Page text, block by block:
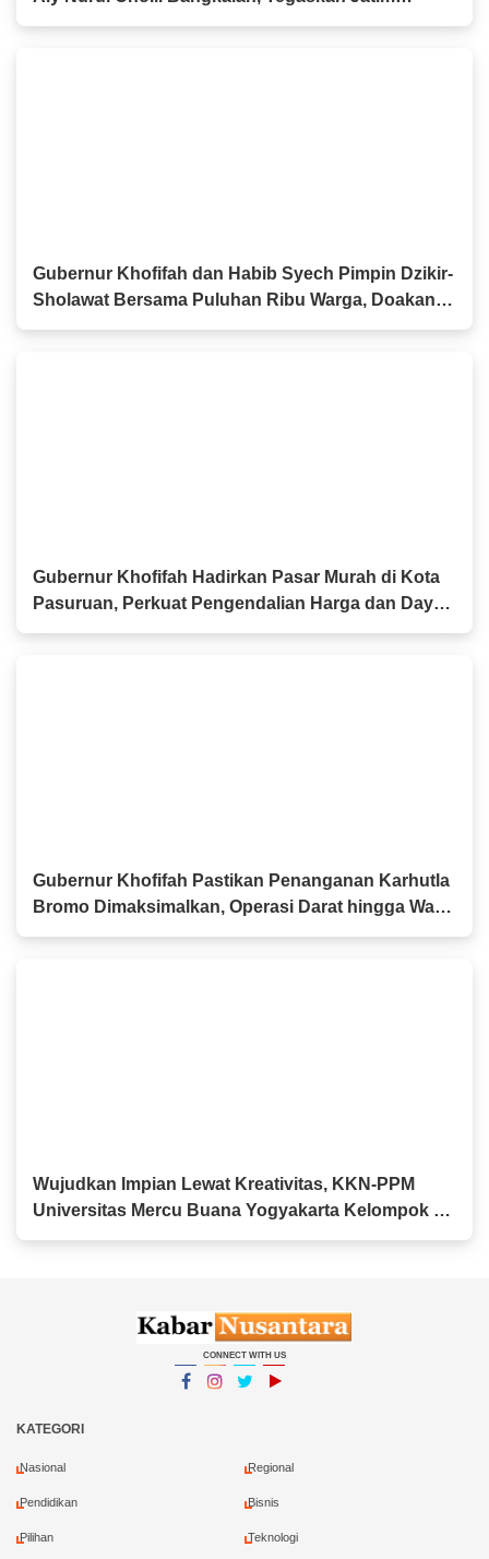
Gudangnya Ulama
Gubernur Khofifah dan Habib Syech Pimpin Dzikir-
Sholawat Bersama Puluhan Ribu Warga, Doakan
Pahlawan dan Perkuat Persatuan
Gubernur Khofifah Hadirkan Pasar Murah di Kota
Pasuruan, Perkuat Pengendalian Harga dan Daya
Beli Masyarakat
Gubernur Khofifah Pastikan Penanganan Karhutla
Bromo Dimaksimalkan, Operasi Darat hingga Water
Bombing Dikerahkan
Wujudkan Impian Lewat Kreativitas, KKN-PPM
Universitas Mercu Buana Yogyakarta Kelompok 84
Edukasi Menabung Sejak Dini kepada Siswa-Siswi
CONNECT WITH US
KATEGORI
Nasional Regional
Pendidikan Bisnis
Pilihan Teknologi